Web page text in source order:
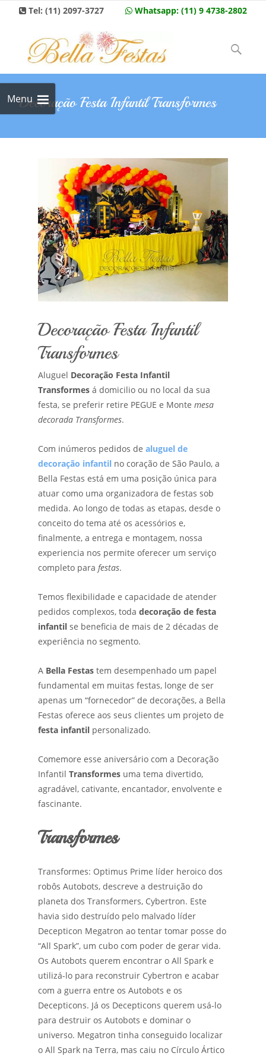
Whatsapp: (11) 9 4738-2802
Tel: (11) 2097-3727
Menu
content
Pesquisar
Decoração Festa Infantil Transformes
Decoração Festa Infantil
Transformes
Aluguel Decoração Festa Infantil
Transformes á domicilio ou no local da sua
festa, se preferir retire PEGUE e Monte mesa
decorada Transformes.
Com inúmeros pedidos de aluguel de
decoração infantil no coração de São Paulo, a
Bella Festas está em uma posição única para
atuar como uma organizadora de festas sob
medida. Ao longo de todas as etapas, desde o
conceito do tema até os acessórios e,
finalmente, a entrega e montagem, nossa
experiencia nos permite oferecer um serviço
completo para festas.
Temos flexibilidade e capacidade de atender
pedidos complexos, toda decoração de festa
infantil se beneficia de mais de 2 décadas de
experiência no segmento.
A Bella Festas tem desempenhado um papel
fundamental em muitas festas, longe de ser
apenas um “fornecedor” de decorações, a Bella
Festas oferece aos seus clientes um projeto de
festa infantil personalizado.
Comemore esse aniversário com a Decoração
Infantil Transformes uma tema divertido,
agradável, cativante, encantador, envolvente e
fascinante.
Transformes
Transformes: Optimus Prime líder heroico dos
robôs Autobots, descreve a destruição do
planeta dos Transformers, Cybertron. Este
havia sido destruído pelo malvado líder
Decepticon Megatron ao tentar tomar posse do
“All Spark”, um cubo com poder de gerar vida.
Os Autobots querem encontrar o All Spark e
utilizá-lo para reconstruir Cybertron e acabar
com a guerra entre os Autobots e os
Decepticons. Já os Decepticons querem usá-lo
para destruir os Autobots e dominar o
universo. Megatron tinha conseguido localizar
o All Spark na Terra, mas caiu no Círculo Ártico